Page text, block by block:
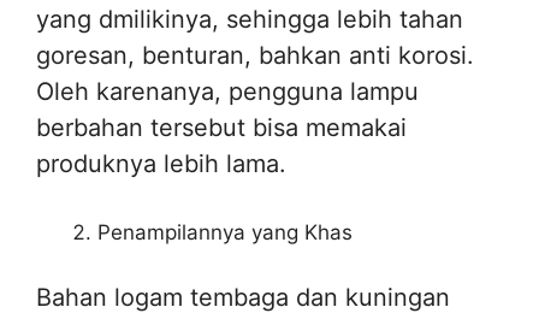
yang dmilikinya, sehingga lebih tahan
goresan, benturan, bahkan anti korosi.
Oleh karenanya, pengguna lampu
berbahan tersebut bisa memakai
produknya lebih lama.
Penampilannya yang Khas
Bahan logam tembaga dan kuningan